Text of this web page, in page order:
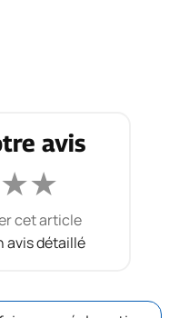
avis
★★
cet article
avis détaillé